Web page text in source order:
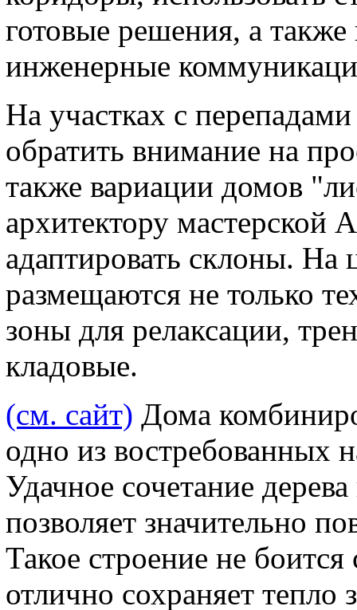
готовые решения, а
инженерные
На участках с
обратить внимание на
также вариации домов
архитектору мастерской
адаптировать склоны. На
размещаются не только
зоны для релаксации,
кладовые.
(см. сайт) Дома
одно из востребованных
Удачное сочетание
позволяет значительно
Такое строение не
отлично сохраняет